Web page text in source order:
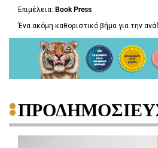
Επιμέλεια: Book Press
Ένα ακόμη καθοριστικό βήμα για την